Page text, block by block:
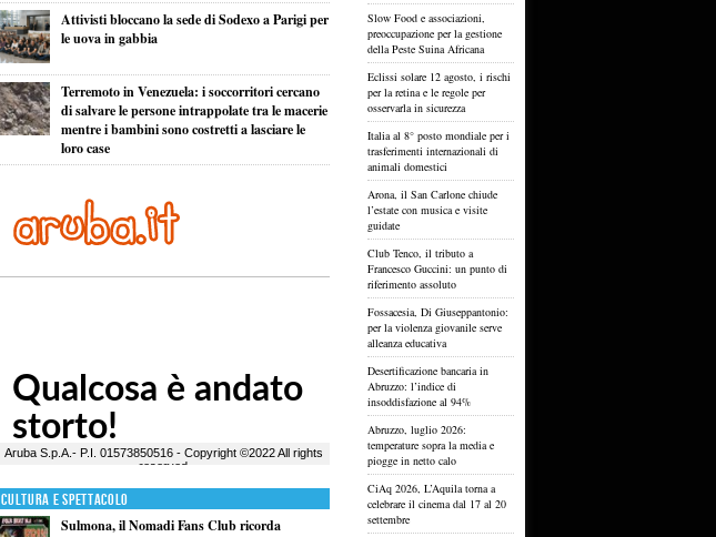
Attivisti bloccano la sede di Sodexo a Parigi per
le uova in gabbia
Terremoto in Venezuela: i soccorritori cercano
di salvare le persone intrappolate tra le macerie
mentre i bambini sono costretti a lasciare le
loro case
Cultura e Spettacolo
Sulmona, il Nomadi Fans Club ricorda
Slow Food e associazioni,
preoccupazione per la gestione
della Peste Suina Africana
Eclissi solare 12 agosto, i rischi
per la retina e le regole per
osservarla in sicurezza
Italia al 8° posto mondiale per i
trasferimenti internazionali di
animali domestici
Arona, il San Carlone chiude
l’estate con musica e visite
guidate
Club Tenco, il tributo a
Francesco Guccini: un punto di
riferimento assoluto
Fossacesia, Di Giuseppantonio:
per la violenza giovanile serve
alleanza educativa
Desertificazione bancaria in
Abruzzo: l’indice di
insoddisfazione al 94%
Abruzzo, luglio 2026:
temperature sopra la media e
piogge in netto calo
CiAq 2026, L’Aquila torna a
celebrare il cinema dal 17 al 20
settembre